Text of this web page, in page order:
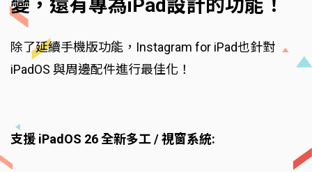
變，還有專為iPad設計的功能！
除了延續手機版功能，Instagram for iPad也針對
iPadOS 與周邊配件進行最佳化！
支援 iPadOS 26 全新多工 / 視窗系統: